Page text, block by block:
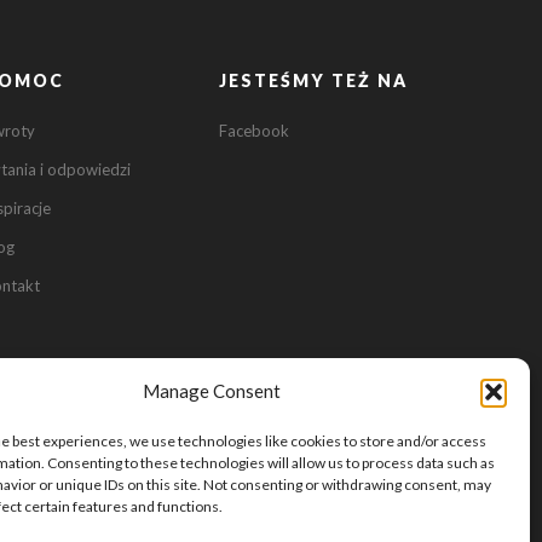
Manage Consent
best experiences, we use technologies like cookies to store and/or access
Consenting to these technologies will allow us to process data such as
or unique IDs on this site. Not consenting or withdrawing consent, may
certain features and functions.
i odpowiedzi
JESTEŚMY TEŻ NA
Facebook